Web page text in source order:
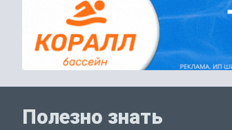
Полезно знать